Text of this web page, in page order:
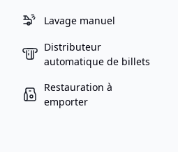
Lavage manuel
Distributeur
automatique de billets
Restauration à
emporter